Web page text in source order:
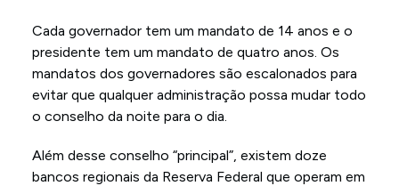
Cada governador tem um mandato de 14 anos e o
presidente tem um mandato de quatro anos. Os
mandatos dos governadores são escalonados para
evitar que qualquer administração possa mudar todo
o conselho da noite para o dia.
Além desse conselho “principal”, existem doze
bancos regionais da Reserva Federal que operam em